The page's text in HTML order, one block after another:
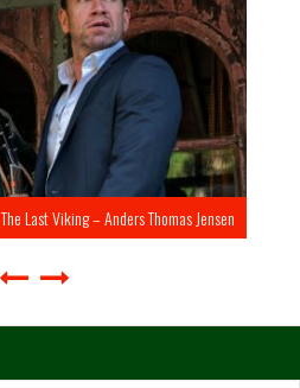
The Last Viking – Anders Thomas Jensen